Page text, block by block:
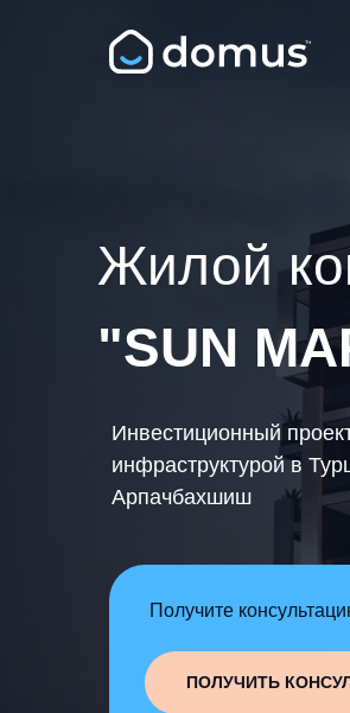
Жилой
"SUN
Инвестиционный
инфраструктурой в
Арпачбахшиш
Получите
ПОЛУЧИТЬ